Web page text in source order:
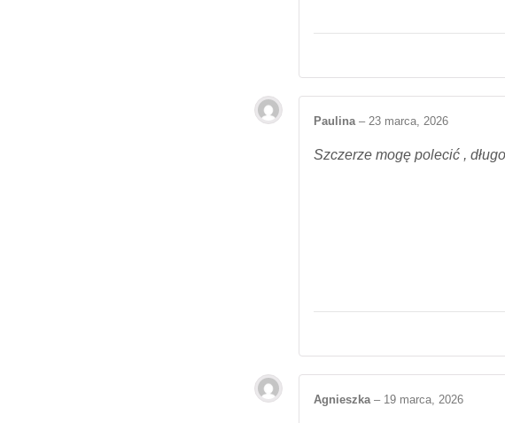
Paulina – 23 marca, 2026
Szczerze mogę polecić ,
Agnieszka – 19 marca, 2026